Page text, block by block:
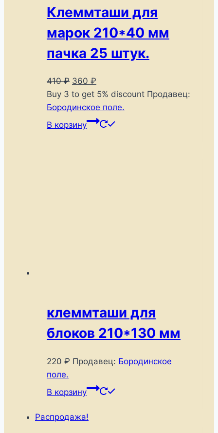
Клеммташи для
марок 210*40 мм
пачка 25 штук.
410₽ Первоначальная
цена
составляла
410 ₽.
360 ₽
цена:
360 ₽.
Buy 3 to get 5% discount Продавец:
Бородинское поле.
В корзину
клеммташи для
блоков 210*130 мм
220 ₽ Продавец: Бородинское
поле.
В корзину
Распродажа!